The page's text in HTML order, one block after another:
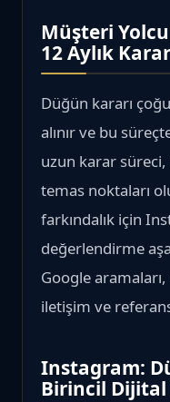
Müşteri
12 Aylık
Düğün kararı
alınır ve bu
uzun karar
temas noktaları
farkındalık için
değerlendirme
Google
iletişim ve
Instagram:
Birincil